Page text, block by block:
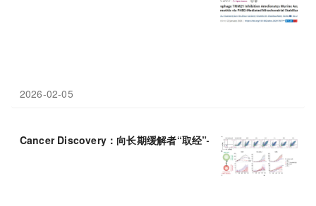
2026-02-05
Cancer Discovery：向长期缓解者“取经”——MSK 推出安全靶向